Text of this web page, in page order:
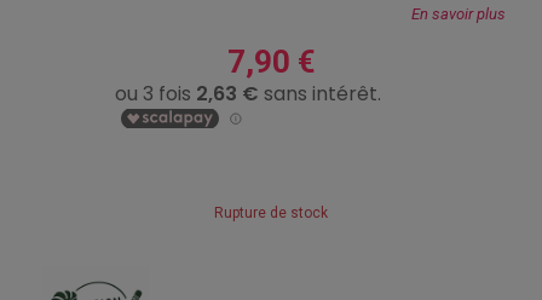
En savoir plus
7,90 €
Rupture de stock